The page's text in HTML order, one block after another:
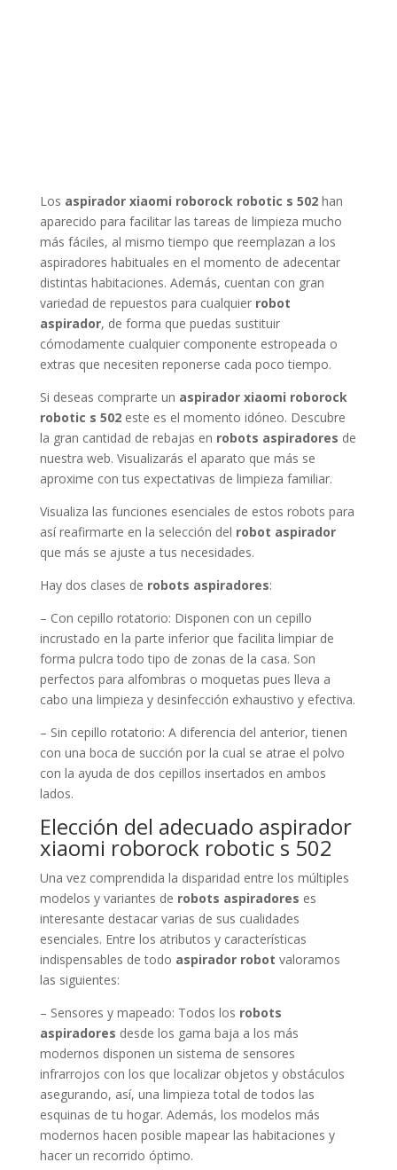
Los aspirador xiaomi roborock robotic s 502han
aparecido para facilitar las tareas de limpieza mucho
más fáciles, al mismo tiempo que reemplazan a los
aspiradores habituales en el momento de adecentar
distintas habitaciones. Además, cuentan con gran
variedad de repuestos para cualquier robot
aspirador, de forma que puedas sustituir
cómodamente cualquier componente estropeada o
extras que necesiten reponerse cada poco tiempo.
Si deseas comprarte un aspirador xiaomi roborock
robotic s 502este es el momento idóneo. Descubre
la gran cantidad de rebajas en robots aspiradores de
nuestra web. Visualizarás el aparato que más se
aproxime con tus expectativas de limpieza familiar.
Visualiza las funciones esenciales de estos robots para
así reafirmarte en la selección del robot aspirador
que más se ajuste a tus necesidades.
Hay dos clases de robots aspiradores:
– Con cepillo rotatorio: Disponen con un cepillo
incrustado en la parte inferior que facilita limpiar de
forma pulcra todo tipo de zonas de la casa. Son
perfectos para alfombras o moquetas pues lleva a
cabo una limpieza y desinfección exhaustivo y efectiva.
– Sin cepillo rotatorio: A diferencia del anterior, tienen
con una boca de succión por la cual se atrae el polvo
con la ayuda de dos cepillos insertados en ambos
lados.
Elección del adecuado aspirador
xiaomi roborock robotic s 502
Una vez comprendida la disparidad entre los múltiples
modelos y variantes de robots aspiradores es
interesante destacar varias de sus cualidades
esenciales. Entre los atributos y características
indispensables de todo aspirador robot valoramos
las siguientes:
– Sensores y mapeado: Todos los robots
aspiradores desde los gama baja a los más
modernos disponen un sistema de sensores
infrarrojos con los que localizar objetos y obstáculos
asegurando, así, una limpieza total de todos las
esquinas de tu hogar. Además, los modelos más
modernos hacen posible mapear las habitaciones y
hacer un recorrido óptimo.